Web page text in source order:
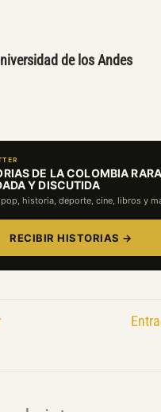
de los Andes
DE LA COLOMBIA
Y DISCUTIDA
historia, deporte, cine, libros y
RECIBIR HISTORIAS →